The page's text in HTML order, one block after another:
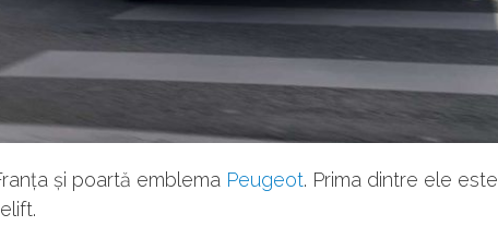
și poartă emblema Peugeot. Prima dintre ele este